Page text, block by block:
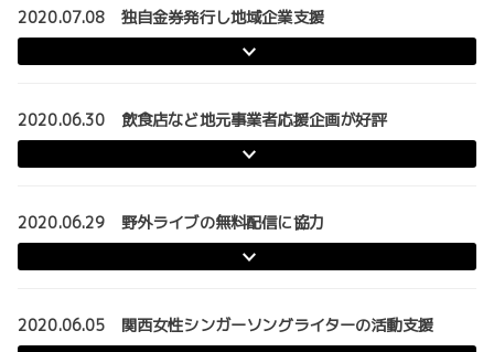
2020.07.08 独自金券発行し地域企業支援
2020.06.30 飲食店など地元事業者応援企画が好評
2020.06.29 野外ライブの無料配信に協力
2020.06.05 関西女性シンガーソングライターの活動支援